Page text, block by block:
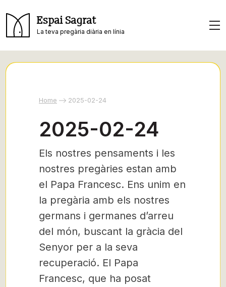
Espai Sagrat
La teva pregària diària en línia
Home 2025-02-24
2025-02-24
Els nostres pensaments i les
nostres pregàries estan amb
el Papa Francesc. Ens unim en
la pregària amb els nostres
germans i germanes d’arreu
del món, buscant la gràcia del
Senyor per a la seva
recuperació. El Papa
Francesc, que ha posat